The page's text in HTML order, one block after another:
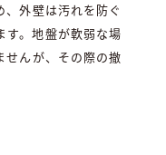
外壁は汚れを防ぐ
す。地盤が軟弱な場
せんが、その際の撤